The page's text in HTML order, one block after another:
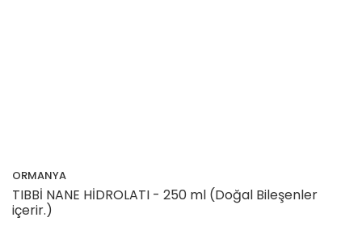
ORMANYA
TIBBİ NANE HİDROLATI - 250 ml (Doğal Bileşenler
içerir.)